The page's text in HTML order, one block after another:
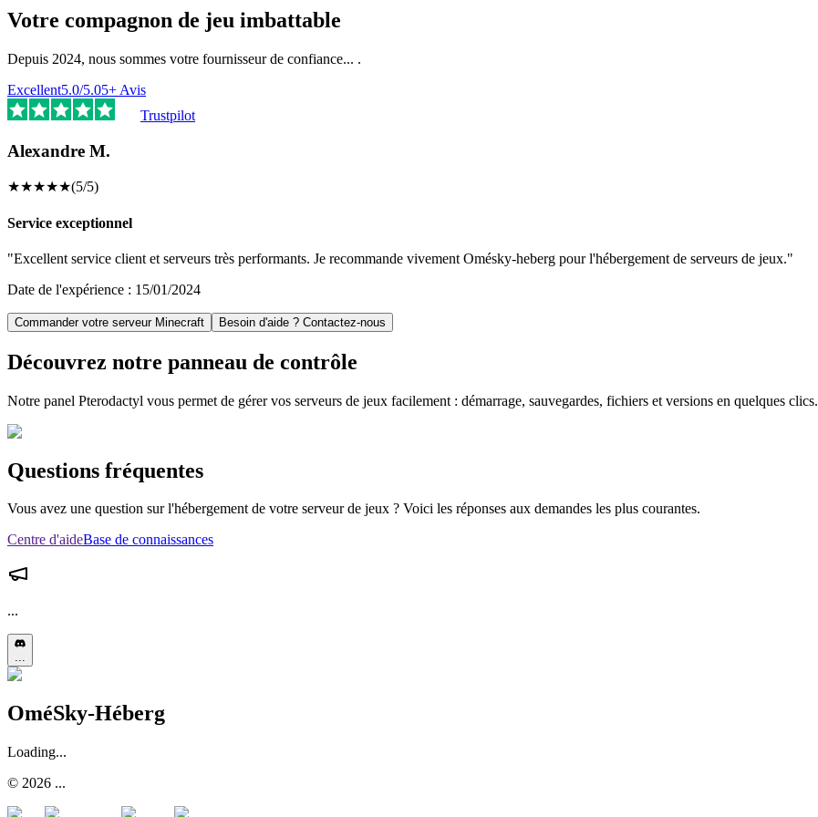
Votre compagnon de jeu imbattable
Depuis 2024, nous sommes votre fournisseur de confiance... .
Excellent5.0/5.05+ Avis
Trustpilot
Alexandre M.
★★★★★(5/5)
Service exceptionnel
"Excellent service client et serveurs très performants. Je recommande vivement Omésky-heberg pour l'hébergement de serveurs de jeux."
Date de l'expérience : 15/01/2024
Commander votre serveur Minecraft Besoin d'aide ? Contactez-nous
Découvrez notre panneau de contrôle
Notre panel Pterodactyl vous permet de gérer vos serveurs de jeux facilement : démarrage, sauvegardes, fichiers et versions en quelques clics.
Questions fréquentes
Vous avez une question sur l'hébergement de votre serveur de jeux ? Voici les réponses aux demandes les plus courantes.
Centre d'aideBase de connaissances
...
...
OméSky-Héberg
Loading...
© 2026 ...